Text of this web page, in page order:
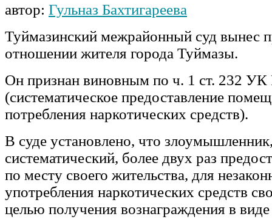
автор: Гульназ Бахтигареева
Туймазинский межрайонный суд вынес
отношении жителя города Туймазы.
Он признан виновным по ч. 1 ст. 232
(систематическое предоставление
потребления наркотических средств).
В суде установлено, что
систематический, более двух раз
по месту своего жительства, для
употребления наркотических средств
целью получения вознаграждения в